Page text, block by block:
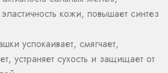
кожи, повышает синтез
успокаивает, смягчает,
устраняет сухость и защищает от